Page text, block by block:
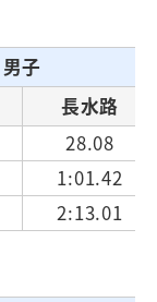
男子
長水路
28.08
1:01.42
2:13.01